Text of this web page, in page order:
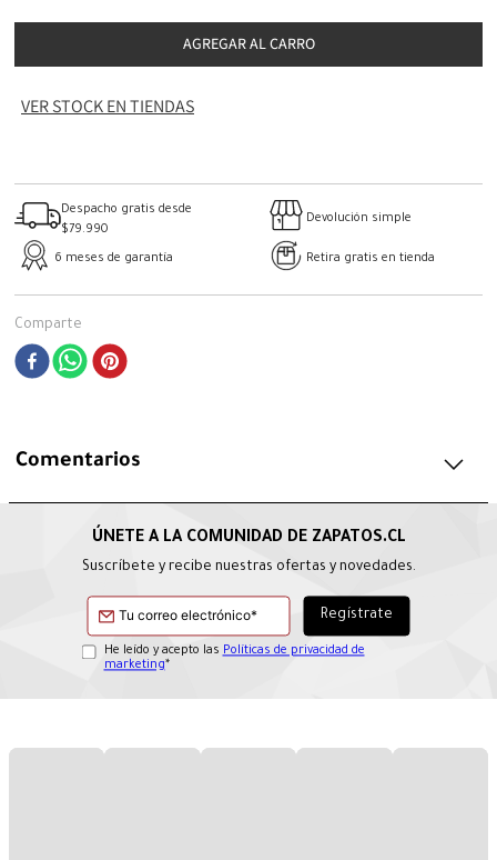
AGREGAR AL CARRO
VER STOCK EN TIENDAS
Despacho gratis desde
$79.990
Devolución simple
6 meses de garantía Retira gratis en tienda
Comparte
Comentarios
Suscríbete y recibe nuestras ofertas y novedades.
He leído y acepto las Políticas de privacidad de
marketing*